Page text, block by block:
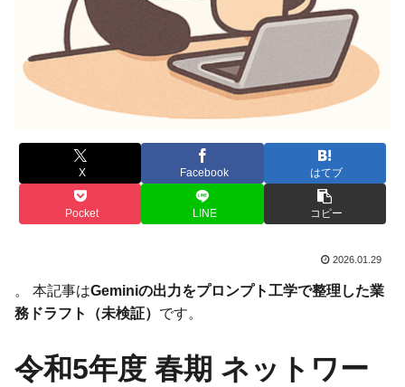
X Facebook はてブ
Pocket LINE コピー
2026.01.29
。 本記事はGeminiの出力をプロンプト工学で整理した業
務ドラフト（未検証） です。
令和5年度 春期 ネットワー